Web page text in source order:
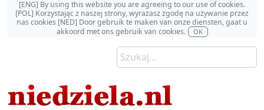
[ENG] By using this website you are agreeing to our use of cookies.
[POL] Korzystając z naszej strony, wyrażasz zgodę na używanie przez
nas cookies [NED] Door gebruik te maken van onze diensten, gaat u
akkoord met ons gebruik van cookies.
OK